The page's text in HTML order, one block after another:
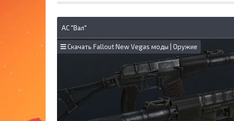
АС "Вал"
Скачать Fallout New Vegas моды | Оружие